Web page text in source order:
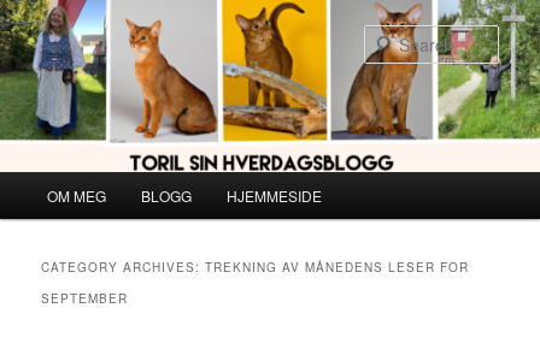
Skip
to
primary
content
Skip
to
secondary
content
OM MEG BLOGG HJEMMESIDE
CATEGORY ARCHIVES:TREKNING AV MÅNEDENS LESER FOR
SEPTEMBER